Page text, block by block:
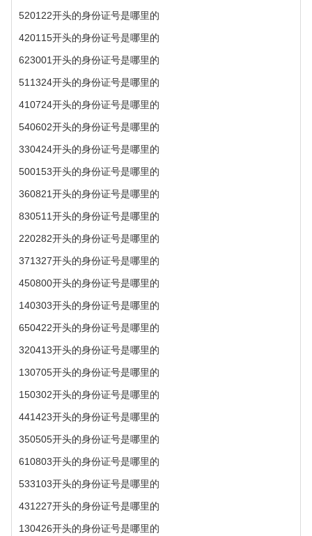
520122开头的身份证号是哪里的
420115开头的身份证号是哪里的
623001开头的身份证号是哪里的
511324开头的身份证号是哪里的
410724开头的身份证号是哪里的
540602开头的身份证号是哪里的
330424开头的身份证号是哪里的
500153开头的身份证号是哪里的
360821开头的身份证号是哪里的
830511开头的身份证号是哪里的
220282开头的身份证号是哪里的
371327开头的身份证号是哪里的
450800开头的身份证号是哪里的
140303开头的身份证号是哪里的
650422开头的身份证号是哪里的
320413开头的身份证号是哪里的
130705开头的身份证号是哪里的
150302开头的身份证号是哪里的
441423开头的身份证号是哪里的
350505开头的身份证号是哪里的
610803开头的身份证号是哪里的
533103开头的身份证号是哪里的
431227开头的身份证号是哪里的
130426开头的身份证号是哪里的